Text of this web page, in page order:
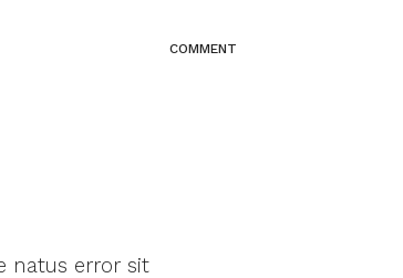
COMMENT
natus error sit